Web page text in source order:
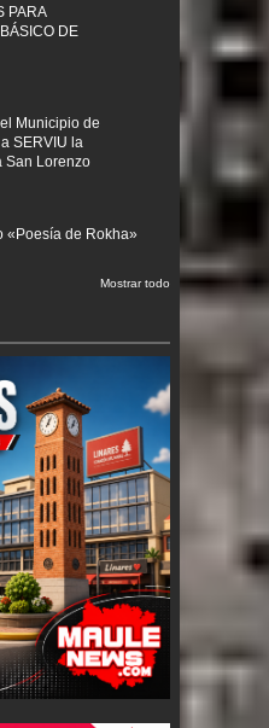
PARA
DE
Municipio de
SERVIU la
San Lorenzo
«Poesía de Rokha»
Mostrar todo